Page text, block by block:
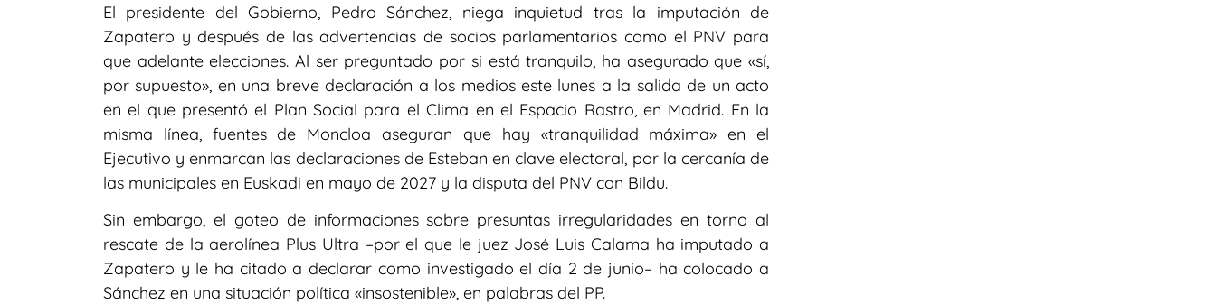
El presidente del Gobierno, Pedro Sánchez, niega inquietud tras la imputación de
Zapatero y después de las advertencias de socios parlamentarios como el PNV para
que adelante elecciones. Al ser preguntado por si está tranquilo, ha asegurado que «sí,
por supuesto», en una breve declaración a los medios este lunes a la salida de un acto
en el que presentó el Plan Social para el Clima en el Espacio Rastro, en Madrid. En la
misma línea, fuentes de Moncloa aseguran que hay «tranquilidad máxima» en el
Ejecutivo y enmarcan las declaraciones de Esteban en clave electoral, por la cercanía de
las municipales en Euskadi en mayo de 2027 y la disputa del PNV con Bildu.
Sin embargo, el goteo de informaciones sobre presuntas irregularidades en torno al
rescate de la aerolínea Plus Ultra –por el que le juez José Luis Calama ha imputado a
Zapatero y le ha citado a declarar como investigado el día 2 de junio– ha colocado a
Sánchez en una situación política «insostenible», en palabras del PP.